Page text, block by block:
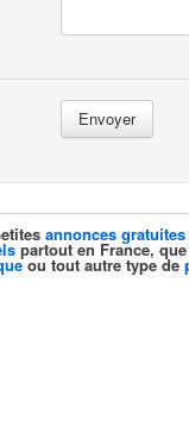
Envoyer
annonces gratuites
partout en France,
ou tout autre type de